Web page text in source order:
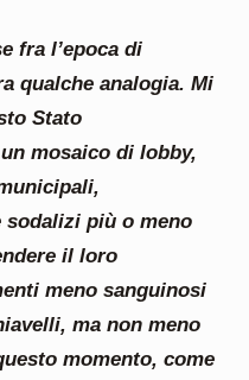
fra l’epoca di
qualche analogia. Mi
Stato
mosaico di lobby,
più o meno
il loro
meno sanguinosi
ma non meno
momento, come